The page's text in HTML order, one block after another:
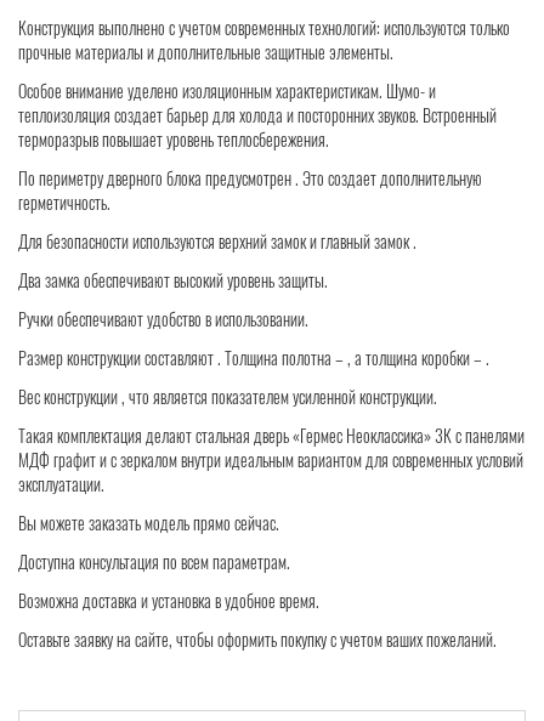
Конструкция выполнено с учетом современных технологий: используются только
прочные материалы и дополнительные защитные элементы.
Особое внимание уделено изоляционным характеристикам. Шумо- и
теплоизоляция создает барьер для холода и посторонних звуков. Встроенный
терморазрыв повышает уровень теплосбережения.
По периметру дверного блока предусмотрен . Это создает дополнительную
герметичность.
Для безопасности используются верхний замок и главный замок .
Два замка обеспечивают высокий уровень защиты.
Ручки обеспечивают удобство в использовании.
Размер конструкции составляют . Толщина полотна – , а толщина коробки – .
Вес конструкции , что является показателем усиленной конструкции.
Такая комплектация делают стальная дверь «Гермес Неоклассика» 3К с панелями
МДФ графит и с зеркалом внутри идеальным вариантом для современных условий
эксплуатации.
Вы можете заказать модель прямо сейчас.
Доступна консультация по всем параметрам.
Возможна доставка и установка в удобное время.
Оставьте заявку на сайте, чтобы оформить покупку с учетом ваших пожеланий.